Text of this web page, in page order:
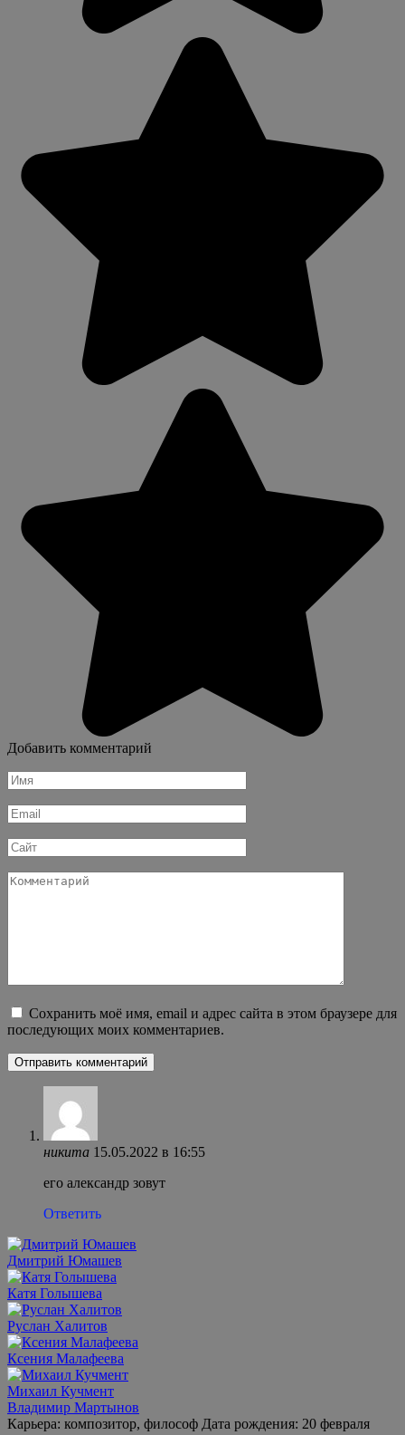
Добавить комментарий
Имя
*
Email
*
Сайт
Комментарий
Сохранить моё имя, email и адрес сайта в этом браузере для
последующих моих комментариев.
никита 15.05.2022 в 16:55
его александр зовут
Ответить
Дмитрий Юмашев
Катя Голышева
Руслан Халитов
Ксения Малафеева
Михаил Кучмент
Владимир Мартынов
Карьера: композитор, философ Дата рождения: 20 февраля